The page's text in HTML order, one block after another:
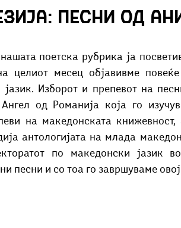
Песни од
поетска рубрика ја
целиот месец објавивме
Изборот и препевот на
од Романија која го
на македонската
антологијата на млада
по македонски јазик
песни и со тоа го завршуваме